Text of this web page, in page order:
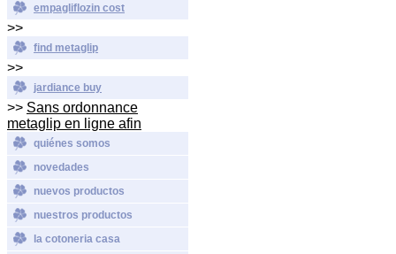
empagliflozin cost
>>
find metaglip
>>
jardiance buy
>> Sans ordonnance
metaglip en ligne afin
quiénes somos
novedades
nuevos productos
nuestros productos
la cotoneria casa